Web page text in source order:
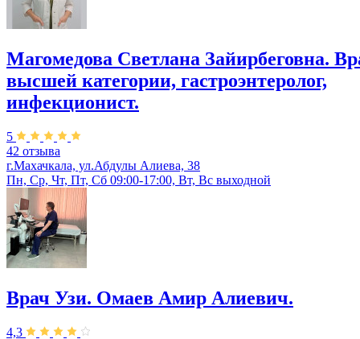
Магомедова Светлана Зайирбеговна.
высшей категории, гастроэнтеролог,
инфекционист.
5
42 отзыва
г.Махачкала, ул.Абдулы Алиева, 38
Пн, Ср, Чт, Пт, Сб 09:00-17:00, Вт, Вс выходной
Врач Узи. Омаев Амир Алиевич.
4,3